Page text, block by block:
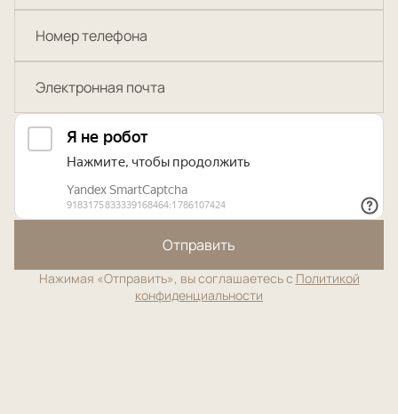
Отправить
Нажимая «Отправить», вы соглашаетесь с Политикой
конфиденциальности